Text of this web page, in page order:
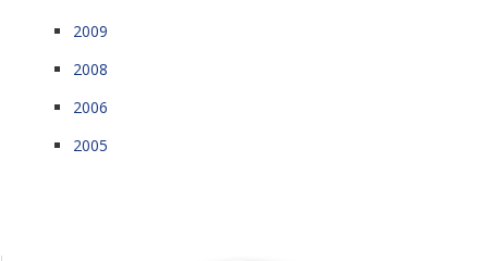
2009
2008
2006
2005